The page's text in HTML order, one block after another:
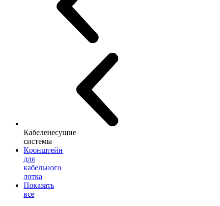
Кабеленесущие
системы
Кронштейн
для
кабельного
лотка
Показать
все